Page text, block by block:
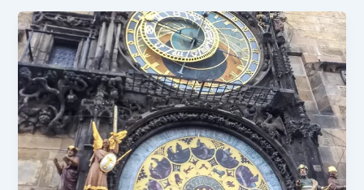
у
Празі
–
моторошна
мистецька
загадка